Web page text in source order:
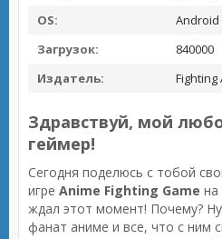
OS:
Android
Загрузок:
840000
Издатель:
Fighting
Здравствуй, мой
геймер!
Сегодня поделюсь с тобой
игре Anime Fighting Game на
ждал этот момент! Почему?
фанат аниме и все, что с ним